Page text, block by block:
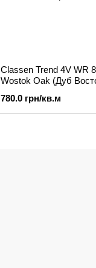
Classen Trend 4V WR
Wostok Oak (Дуб
780.0 грн/кв.м